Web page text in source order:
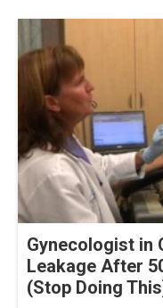
Gynecologist in
Leakage After
(Stop Doing